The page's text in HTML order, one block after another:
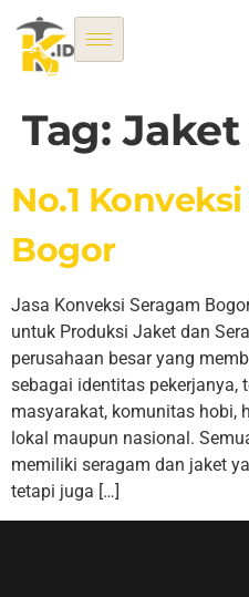
Tag:
No.1
Bogor
Jasa Konveksi Seragam
untuk Produksi Jaket dan
perusahaan besar yang
sebagai identitas pekerjanya,
masyarakat, komunitas hobi,
lokal maupun nasional.
memiliki seragam dan jaket
tetapi juga […]